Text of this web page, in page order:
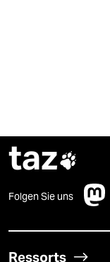
taz
Folgen Sie uns
Ressorts